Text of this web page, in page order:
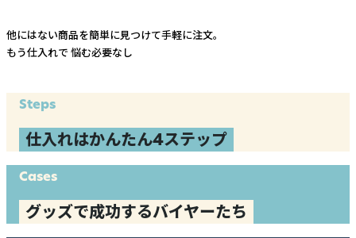
他にはない商品を簡単に見つけて手軽に注文。
もう仕入れで 悩む必要なし
Steps
仕入れはかんたん4ステップ
Cases
グッズで成功するバイヤーたち